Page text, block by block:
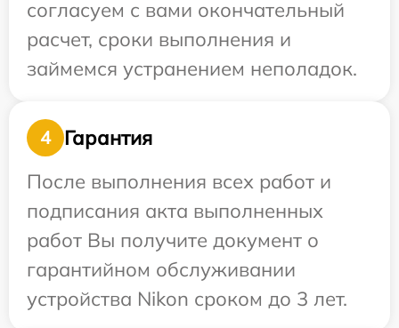
согласуем с вами окончательный
расчет, сроки выполнения и
займемся устранением неполадок.
4
Гарантия
После выполнения всех работ и
подписания акта выполненных
работ Вы получите документ о
гарантийном обслуживании
устройства Nikon сроком до 3 лет.